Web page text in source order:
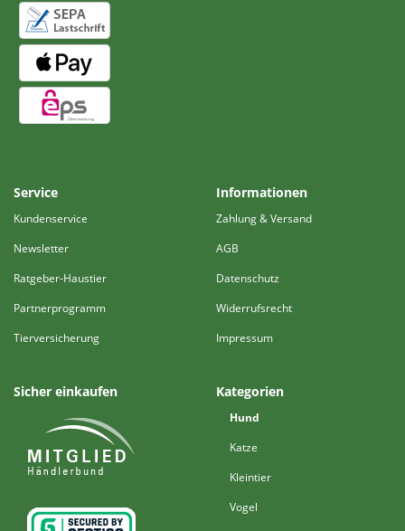
Service
Kundenservice
Newsletter
Ratgeber-Haustier
Partnerprogramm
Tierversicherung
Informationen
Zahlung & Versand
AGB
Datenschutz
Widerrufsrecht
Impressum
Sicher einkaufen Kategorien
Hund
Katze
Kleintier
Vogel